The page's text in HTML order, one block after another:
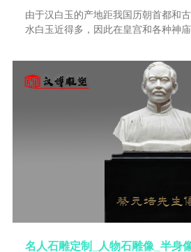
由于汉白玉的产地距我国历朝首都和
水白玉近得多，因此在皇宫和各种神
后来，由于长时间的流传，人们在传
误传成了汉朝的“汉”，成为今天的汉白
面看，大理石的挖掘开采， 起码可以